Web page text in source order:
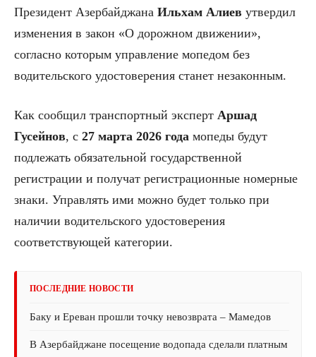
Президент Азербайджана Ильхам Алиев утвердил
изменения в закон «О дорожном движении»,
согласно которым управление мопедом без
водительского удостоверения станет незаконным.
Как сообщил транспортный эксперт Аршад
Гусейнов, с 27 марта 2026 года мопеды будут
подлежать обязательной государственной
регистрации и получат регистрационные номерные
знаки. Управлять ими можно будет только при
наличии водительского удостоверения
соответствующей категории.
ПОСЛЕДНИЕ НОВОСТИ
Баку и Ереван прошли точку невозврата – Мамедов
В Азербайджане посещение водопада сделали платным